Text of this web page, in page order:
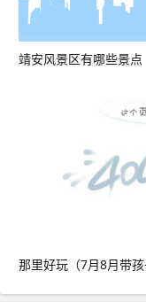
靖安风景区有哪些景点
那里好玩（7月8月带孩